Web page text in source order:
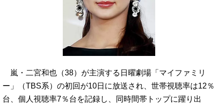
嵐・二宮和也（38）が主演する日曜劇場「マイファミリ
ー」（TBS系）の初回が10日に放送され、世帯視聴率は12％
台、個人視聴率7％台を記録し、同時間帯トップに躍り出